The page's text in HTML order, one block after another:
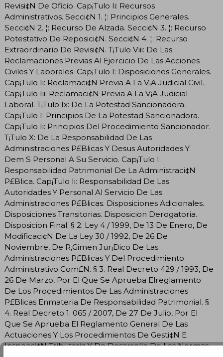
Revisi¢N De Oficio. Cap¡Tulo Ii: Recursos
Administrativos. Secci¢N 1. ¦: Principios Generales.
Secci¢N 2. ¦: Recurso De Alzada. Secci¢N 3. ¦: Recurso
Potestativo De Reposici¢N. Secci¢N 4. ¦: Recurso
Extraordinario De Revisi¢N. T¡Tulo Viii: De Las
Reclamaciones Previas Al Ejercicio De Las Acciones
Civiles Y Laborales. Cap¡Tulo I: Disposiciones Generales.
Cap¡Tulo Ii: Reclamaci¢N Previa A La V¡A Judicial Civil.
Cap¡Tulo Iii: Reclamaci¢N Previa A La V¡A Judicial
Laboral. T¡Tulo Ix: De La Potestad Sancionadora.
Cap¡Tulo I: Principios De La Potestad Sancionadora.
Cap¡Tulo Ii: Principios Del Procedimiento Sancionador.
T¡Tulo X: De La Responsabilidad De Las
Administraciones P£Blicas Y Desus Autoridades Y
Dem S Personal A Su Servicio. Cap¡Tulo I:
Responsabilidad Patrimonial De La Administraci¢N
P£Blica. Cap¡Tulo Ii: Responsabilidad De Las
Autoridades Y Personal Al Servicio De Las
Administraciones P£Blicas. Disposiciones Adicionales.
Disposiciones Transitorias. Disposicion Derogatoria.
Disposicion Final. § 2. Ley 4 / 1999, De 13 De Enero, De
Modificaci¢N De La Ley 30 / 1992, De 26 De
Noviembre, De R‚Gimen Jur¡Dico De Las
Administraciones P£Blicas Y Del Procedimiento
Administrativo Com£N. § 3. Real Decreto 429 / 1993, De
26 De Marzo, Por El Que Se Aprueba Elreglamento
De Los Procedimientos De Las Administraciones
P£Blicas Enmateria De Responsabilidad Patrimonial. §
4. Real Decreto 1. 065 / 2007, De 27 De Julio, Por El
Que Se Aprueba El Reglamento General De Las
Actuaciones Y Los Procedimientos De Gesti¢N E
Inspecci¢N Tributaria Y De Desarrollo De Las Normas